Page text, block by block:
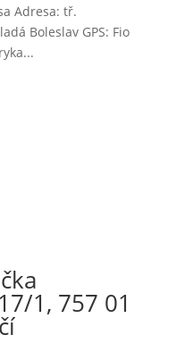
Adresa: tř.
Boleslav GPS: Fio
1, 757 01